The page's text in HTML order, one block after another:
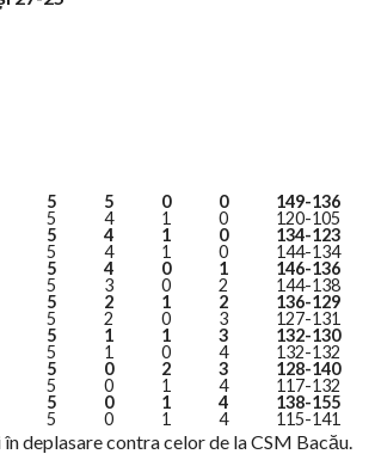
5 5 0 0 149-136
5 4 1 0 120-105
5 4 1 0 134-123
5 4 1 0 144-134
5 4 0 1 146-136
5 3 0 2 144-138
5 2 1 2 136-129
5 2 0 3 127-131
5 1 1 3 132-130
5 1 0 4 132-132
5 0 2 3 128-140
5 0 1 4 117-132
5 0 1 4 138-155
5 0 1 4 115-141
deplasare contra celor de la CSM Bacău.